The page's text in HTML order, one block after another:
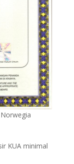
KUA minimal